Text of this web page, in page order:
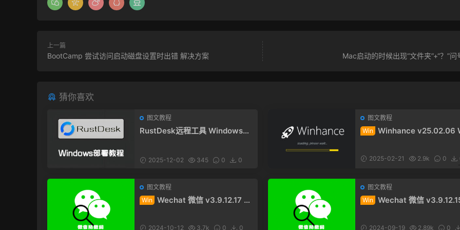
上一篇
BootCamp 尝试访问启动磁盘设置时出错 解决方案 Mac启动的时候出现“文件夹”+“？”问
猜你喜欢
图文教程
RustDesk远程工具 Windows客
2025-12-02 345 0 0
图文教程
Win
Winhance v25.02.06
2025-02-21 2.9k 0
图文教程
Win
Wechat 微信 v3.9.12.17 防
2024-10-12 3.7k 0 0
图文教程
Win
Wechat 微信
2024-09-19 2.89k 0